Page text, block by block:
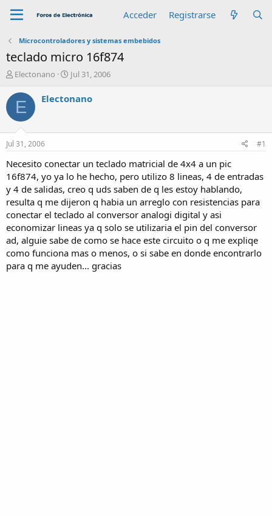
Acceder Registrarse
Microcontroladores y sistemas embebidos
teclado micro 16f874
A
t
o
r
Electonano
F
c
n
c
i
o
Jul 31, 2006
E Electonano
Jul 31, 2006 #1
Necesito conectar un teclado matricial de 4x4 a un pic
16f874, yo ya lo he hecho, pero utilizo 8 lineas, 4 de entradas
y 4 de salidas, creo q uds saben de q les estoy hablando,
resulta q me dijeron q habia un arreglo con resistencias para
conectar el teclado al conversor analogi digital y asi
economizar lineas ya q solo se utilizaria el pin del conversor
ad, alguie sabe de como se hace este circuito o q me expliqe
como funciona mas o menos, o si sabe en donde encontrarlo
para q me ayuden... gracias